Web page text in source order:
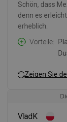
Schön, dass
denn es
erheblich.
Vorteile
Zeigen Sie
VladK